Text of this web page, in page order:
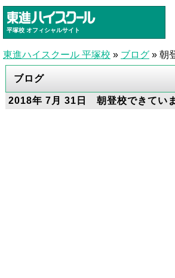
平塚校 オフィシャルサイト
東進ハイスクール 平塚校 » ブログ » 朝
ブログ
2018年 7月 31日 朝登校できてい